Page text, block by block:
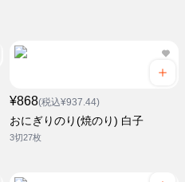
¥868(税込¥937.44)
おにぎりのり(焼のり) 白子
3切27枚